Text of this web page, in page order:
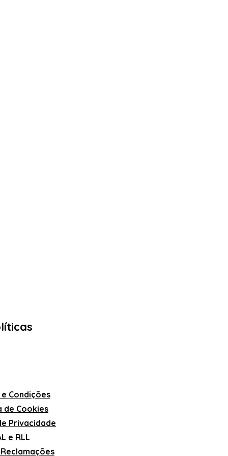
Condições
de Cookies
Privacidade
e RLL